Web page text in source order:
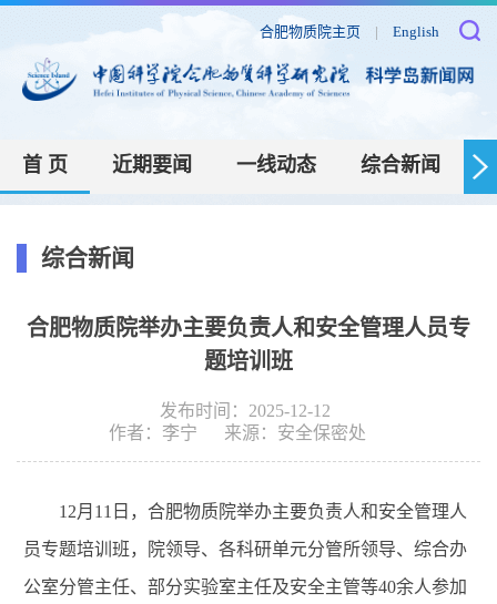
合肥物质院主页 | English
首 页 近期要闻 一线动态 综合新闻
综合新闻
合肥物质院举办主要负责人和安全管理人员专
题培训班
发布时间：2025-12-12
作者： 李宁 来源： 安全保密处
12月 11 日，合肥物质院举办主要负责人和安全管理人
员专题培训班，院领导、各科研单元分管所领导、综合办
公室分管主任、部分实验室主任及安全主管等40余人参加